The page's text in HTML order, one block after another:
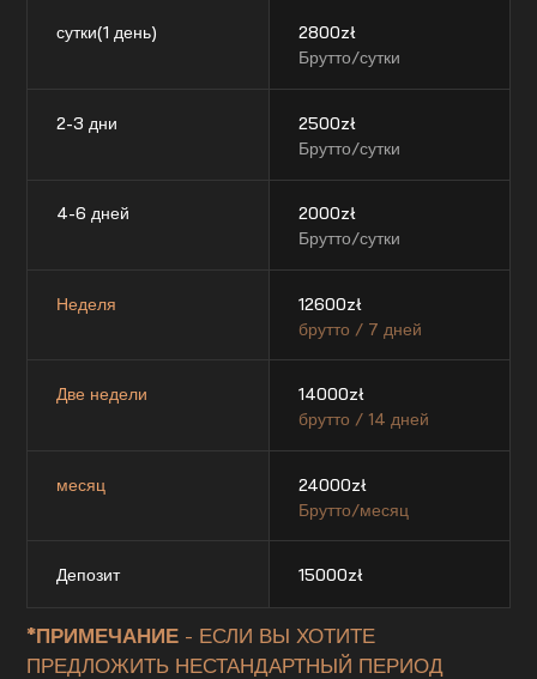
сутки(1 день) 2800zł
Брутто/сутки
2-3 дни 2500zł
Брутто/сутки
4-6 дней 2000zł
Брутто/сутки
Неделя 12600zł
брутто / 7 дней
Две недели 14000zł
брутто / 14 дней
месяц 24000zł
Брутто/месяц
Депозит 15000zł
*ПРИМЕЧАНИЕ - ЕСЛИ ВЫ ХОТИТЕ
ПРЕДЛОЖИТЬ НЕСТАНДАРТНЫЙ ПЕРИОД